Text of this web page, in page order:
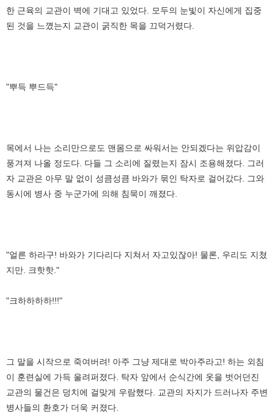
한 근육의 교관이 벽에 기대고 있었다. 모두의 눈빛이 자신에게 집중
된 것을 느꼈는지 교관이 굵직한 목을 끄덕거렸다.
"뿌득 뿌드득"
목에서 나는 소리만으로도 맨몸으로 싸워서는 안되겠다는 위압감이
풍겨져 나올 정도다. 다들 그 소리에 질렸는지 잠시 조용해졌다. 그러
자 교관은 아무 말 없이 성큼성큼 바와가 묶인 탁자로 걸어갔다. 그와
동시에 병사 중 누군가에 의해 침묵이 깨졌다.
"얼른 하라구! 바와가 기다리다 지쳐서 자고있잖아! 물론, 우리도 지쳤
지만. 크핫핫."
"크하하하하!!!"
그 말을 시작으로 죽여버려! 아주 그냥 제대로 박아주라고! 하는 외침
이 훈련실에 가득 울려퍼졌다. 탁자 앞에서 순식간에 옷을 벗어던진
교관의 물건은 덩치에 걸맞게 우람했다. 교관의 자지가 드러나자 주변
병사들의 환호가 더욱 커졌다.